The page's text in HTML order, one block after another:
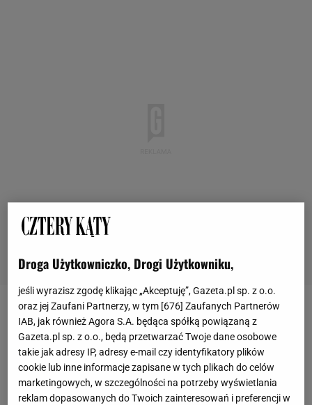
TRENING
Bieżnia do salonu, rowerek treningowy do
sypialni - dzięki tym sprzętom ze znanej
sieciówki zachowasz formę
BIEŻNIA MEDIA EXPERT SIŁOWNIA TRENING
Droga Użytkowniczko, Drogi Użytkowniku,
jeśli wyrazisz zgodę klikając „Akceptuję”, Gazeta.pl sp. z o.o.
oraz jej Zaufani Partnerzy, w tym [676] Zaufanych Partnerów
IAB, jak również Agora S.A. będąca spółką powiązaną z
Gazeta.pl sp. z o.o., będą przetwarzać Twoje dane osobowe
takie jak adresy IP, adresy e-mail czy identyfikatory plików
cookie lub inne informacje zapisane w tych plikach do celów
marketingowych, w szczególności na potrzeby wyświetlania
reklam dopasowanych do Twoich zainteresowań i preferencji w